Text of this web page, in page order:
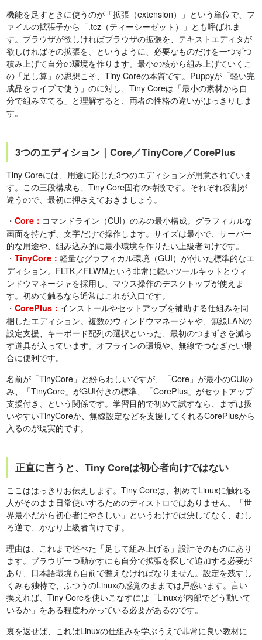
機能を足すときに使うのが「拡張（extension）」という単位で、フ
ァイルの拡張子から「.tcz（ティーシーゼット）」とも呼ばれま
す。ブラウザが欲しければブラウザの拡張を、テキストエディタが
欲しければその拡張を、というように、必要なものだけを一つずつ
積み上げて自分の環境を作ります。最小の核から組み上げていくこ
の「足し算」の思想こそ、Tiny Coreの本質です。Puppyが「軽い完
成品をライブで使う」のに対し、Tiny Coreは「最小の素材から自
分で組み立てる」と理解すると、両者の性格の違いがはっきりしま
す。
3つのエディション｜Core／TinyCore／CorePlus
Tiny Coreには、用途に応じた3つのエディションが用意されていま
す。この三段構成も、Tiny Core固有の特徴です。それぞれ役割が
違うので、最初に押さえておきましょう。
・Core： コマンドライン（CUI）のみの最小構成。グラフィカルな
画面を持たず、文字だけで操作します。サイズは最小で、サーバー
的な用途や、組み込み的に最小環境を作りたい上級者向けです。
・TinyCore：軽量なグラフィカル環境（GUI）が付いた標準的なエ
ディション。FLTK／FLWMという非常に軽いツールキットとウィ
ンドウマネージャを採用し、マウス操作のデスクトップが使えま
す。初めて触るなら通常はこれが入口です。
・CorePlus： インストールやセットアップを補助する仕組みを同
梱したエディション。複数のウィンドウマネージャや、無線LANの
設定支援、キーボード配列の選択といった、最初のつまずきを減ら
す道具が入っています。オフラインの環境や、無線でつなぎたい場
合に便利です。
名前が「TinyCore」と紛らわしいですが、「Core」が最小のCUIの
み、「TinyCore」がGUI付きの標準、「CorePlus」がセットアップ
支援付き、という関係です。学習目的で初めて試すなら、まずは扱
いやすいTinyCoreか、無線設定などを支援してくれるCorePlusから
入るのが現実的です。
正直に言うと、Tiny Coreは初心者向けではない
ここははっきりお伝えします。Tiny Coreは、初めてLinuxに触れる
人がそのまま日常使いするためのディストロではありません。「世
界最小だから初心者にやさしい」というわけでは決してなく、むし
ろ逆で、かなり上級者向けです。
理由は、これまで述べた「足して組み上げる」設計そのものにあり
ます。ブラウザ一つ動かすにも自分で拡張を探して追加する必要が
あり、日本語環境も自前で整えなければなりません。設定を残すし
くみも独特で、ふつうのLinuxの感覚のままでは戸惑います。言い
換えれば、Tiny Coreを使いこなすには「Linuxが内部でどう動いて
いるか」をある程度わかっている必要があるのです。
裏を返せば、これはLinuxの仕組みを学ぶうえで非常に良い教材に